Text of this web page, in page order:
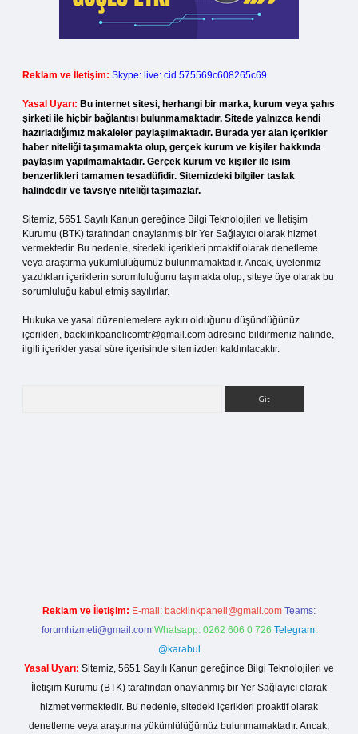
Reklam ve İletişim: Skype: live:.cid.575569c608265c69
Yasal Uyarı: Bu internet sitesi, herhangi bir marka, kurum veya şahıs
şirketi ile hiçbir bağlantısı bulunmamaktadır. Sitede yalnızca kendi
hazırladığımız makaleler paylaşılmaktadır. Burada yer alan içerikler
haber niteliği taşımamakta olup, gerçek kurum ve kişiler hakkında
paylaşım yapılmamaktadır. Gerçek kurum ve kişiler ile isim
benzerlikleri tamamen tesadüfidir. Sitemizdeki bilgiler taslak
halindedir ve tavsiye niteliği taşımazlar.
Sitemiz, 5651 Sayılı Kanun gereğince Bilgi Teknolojileri ve İletişim
Kurumu (BTK) tarafından onaylanmış bir Yer Sağlayıcı olarak hizmet
vermektedir. Bu nedenle, sitedeki içerikleri proaktif olarak denetleme
veya araştırma yükümlülüğümüz bulunmamaktadır. Ancak, üyelerimiz
yazdıkları içeriklerin sorumluluğunu taşımakta olup, siteye üye olarak bu
sorumluluğu kabul etmiş sayılırlar.
Hukuka ve yasal düzenlemelere aykırı olduğunu düşündüğünüz
içerikleri, backlinkpanelicomtr@gmail.com adresine bildirmeniz halinde,
ilgili içerikler yasal süre içerisinde sitemizden kaldırılacaktır.
Reklam ve İletişim: E-mail: backlinkpaneli@gmail.com Teams:
forumhizmeti@gmail.com Whatsapp: 0262 606 0 726 Telegram:
@karabul
Yasal Uyarı: Sitemiz, 5651 Sayılı Kanun gereğince Bilgi Teknolojileri ve
İletişim Kurumu (BTK) tarafından onaylanmış bir Yer Sağlayıcı olarak
hizmet vermektedir. Bu nedenle, sitedeki içerikleri proaktif olarak
denetleme veya araştırma yükümlülüğümüz bulunmamaktadır. Ancak,